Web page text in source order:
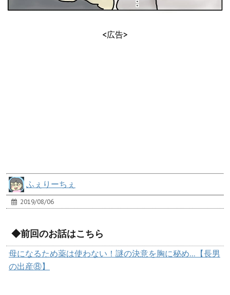
<広告>
ふぇりーちぇ
2019/08/06
◆前回のお話はこちら
母になるため薬は使わない！謎の決意を胸に秘め…【長男
の出産⑧】